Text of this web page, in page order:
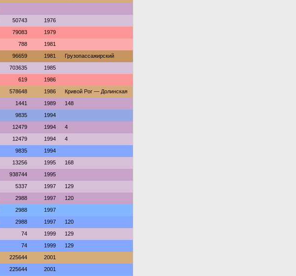
50743 1976
79083 1979
788 1981
96659 1981 Грузопассажирский
703635 1985
619 1986
578648 1986 Кривой Рог — Долинская
1441 1989 148
9835 1994
12479 1994 4
12479 1994 4
9835 1994
13256 1995 168
938744 1995
5337 1997 129
2988 1997 120
2988 1997
2988 1997 120
74 1999 129
74 1999 129
225644 2001
225644 2001